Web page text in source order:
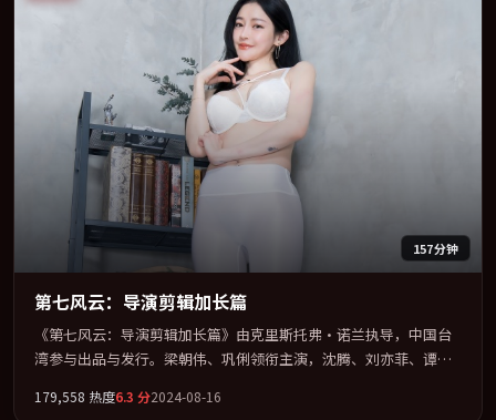
157分钟
第七风云：导演剪辑加长篇
《第七风云：导演剪辑加长篇》由克里斯托弗·诺兰执导，中国台
湾参与出品与发行。梁朝伟、巩俐领衔主演，沈腾、刘亦菲、谭卓
「悬疑」类型为骨架，在叙事、表演与视听上力求统一。定于
179,558 热度6.3 分2024-08-16